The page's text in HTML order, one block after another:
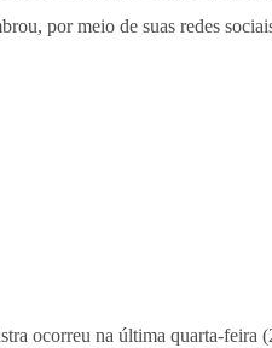
por meio de suas redes
ocorreu na última quarta-feira